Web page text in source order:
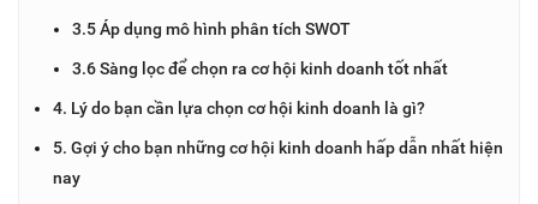
3.5 Áp dụng mô hình phân tích SWOT
3.6 Sàng lọc để chọn ra cơ hội kinh doanh tốt nhất
4. Lý do bạn cần lựa chọn cơ hội kinh doanh là gì?
5. Gợi ý cho bạn những cơ hội kinh doanh hấp dẫn nhất hiện
nay